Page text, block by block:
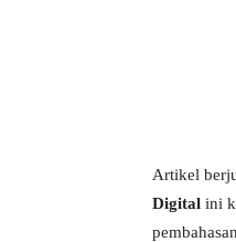
Artikel
Digital ini